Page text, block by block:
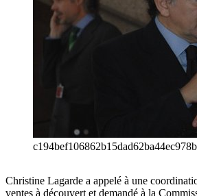
Christine Lagarde a appelé à une
ventes à découvert et demandé à la